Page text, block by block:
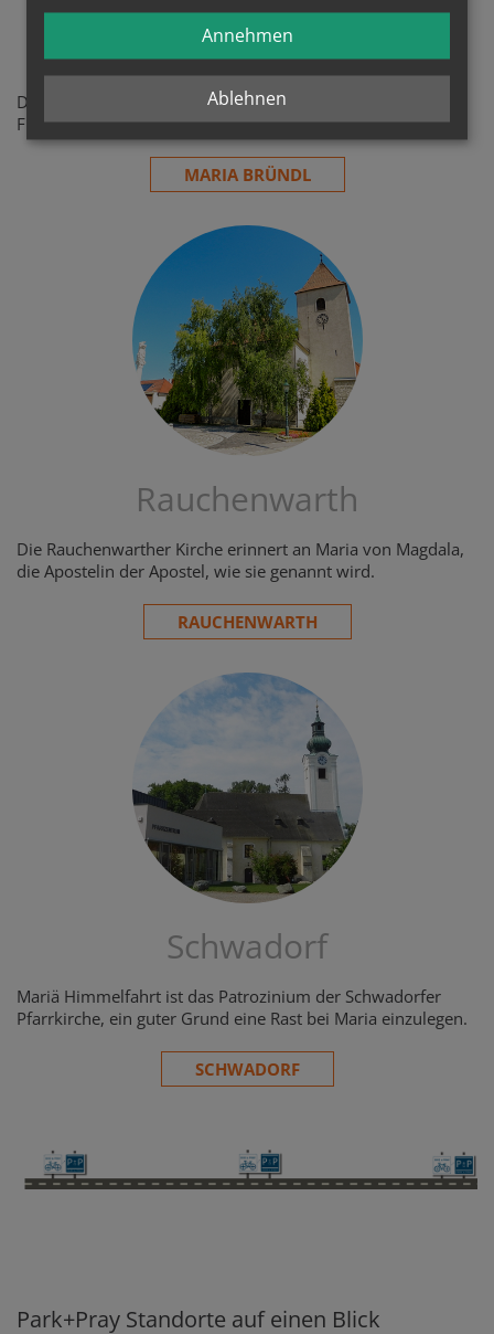
Maria Bründl
Das Bründl am Vorplatz der Bründlkirche, die als
Friedhofskirche genützt wird ...
MARIA BRÜNDL
Rauchenwarth
Die Rauchenwarther Kirche erinnert an Maria von Magdala,
die Apostelin der Apostel, wie sie genannt wird.
RAUCHENWARTH
Schwadorf
Mariä Himmelfahrt ist das Patrozinium der Schwadorfer
Pfarrkirche, ein guter Grund eine Rast bei Maria einzulegen.
SCHWADORF
Park+Pray Standorte auf einen Blick
Ablehnen
Annehmen